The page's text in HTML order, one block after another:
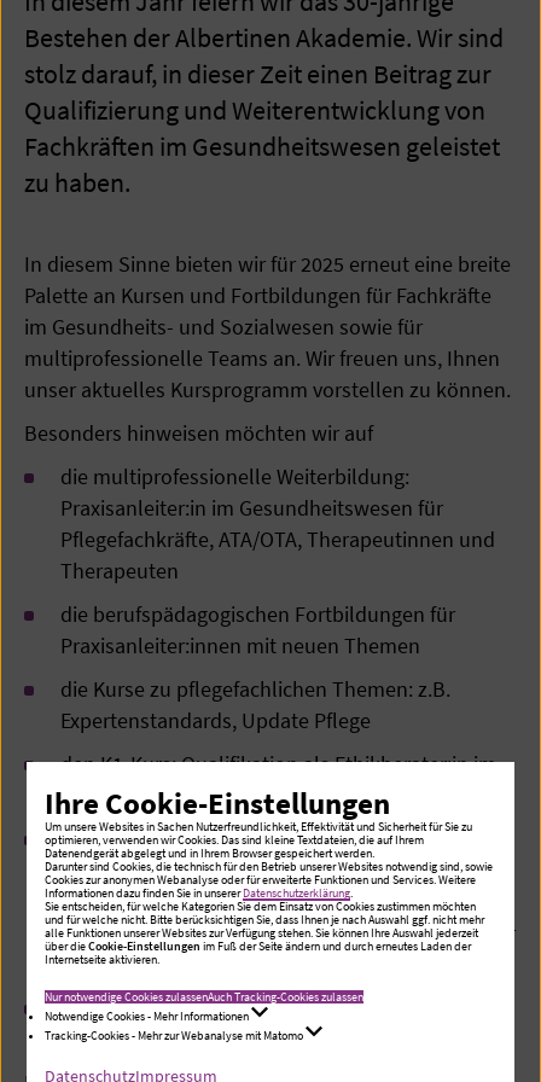
Bestehen der Albertinen Akademie. Wir sind
stolz darauf, in dieser Zeit einen Beitrag zur
Qualifizierung und Weiterentwicklung von
Fachkräften im Gesundheitswesen geleistet
zu haben.
In diesem Sinne bieten wir für 2025 erneut eine breite
Palette an Kursen und Fortbildungen für Fachkräfte
im Gesundheits- und Sozialwesen sowie für
multiprofessionelle Teams an. Wir freuen uns, Ihnen
unser aktuelles Kursprogramm vorstellen zu können.
Besonders hinweisen möchten wir auf
die multiprofessionelle Weiterbildung:
Praxisanleiter:in im Gesundheitswesen für
Pflegefachkräfte, ATA/OTA, Therapeutinnen und
Therapeuten
die berufspädagogischen Fortbildungen für
Praxisanleiter:innen mit neuen Themen
die Kurse zu pflegefachlichen Themen: z.B.
Expertenstandards, Update Pflege
den K1-Kurs: Qualifikation als Ethikberater:in im
Gesundheitswesen
Sprachkurse:
Deutschkurse für Pflegefachkräfte (auch als
Online-Seminar)
English for Hospitaladministrators und English for
Nurse Managers and HR Staff (Online-Seminare)
Excel und PowerPoint Praxisworkshop und Kurse
für Einsteiger (Online-Seminare)
Ihre Cookie-Einstellungen
Um unsere Websites in Sachen Nutzerfreundlichkeit, Effektivität und Sicherheit für Sie zu
optimieren, verwenden wir Cookies. Das sind kleine Textdateien, die auf Ihrem
Datenendgerät abgelegt und in Ihrem Browser gespeichert werden.
Darunter sind Cookies, die technisch für den Betrieb unserer Websites notwendig sind, sowie
Cookies zur anonymen Webanalyse oder für erweiterte Funktionen und Services. Weitere
Informationen dazu finden Sie in unsererDatenschutzerklärung.
Sie entscheiden, für welche Kategorien Sie dem Einsatz von Cookies zustimmen möchten
und für welche nicht. Bitte berücksichtigen Sie, dass Ihnen je nach Auswahl ggf. nicht mehr
alle Funktionen unserer Websites zur Verfügung stehen. Sie können Ihre Auswahl jederzeit
über dieCookie-Einstellungen im Fuß der Seite ändern und durch erneutes Laden der
Internetseite aktivieren.
Nur notwendige Cookies zulassenAuch Tracking-Cookies zulassen
Notwendige Cookies - Mehr Informationen
Tracking-Cookies - Mehr zur Webanalyse mit Matomo
DatenschutzImpressum